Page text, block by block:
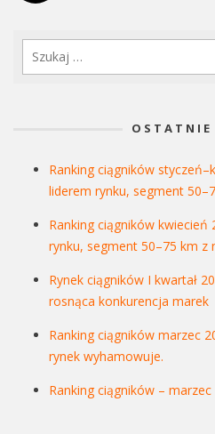
OSTATNIE
Ranking ciągników
liderem rynku, segment
Ranking ciągników kwiecień
rynku, segment 50–75 km z
Rynek ciągników I kwartał
rosnąca konkurencja marek
Ranking ciągników marzec
rynek wyhamowuje.
Ranking ciągników –